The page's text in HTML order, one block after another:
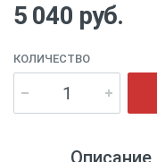
5 040 руб.
КОЛИЧЕСТВО
Описание